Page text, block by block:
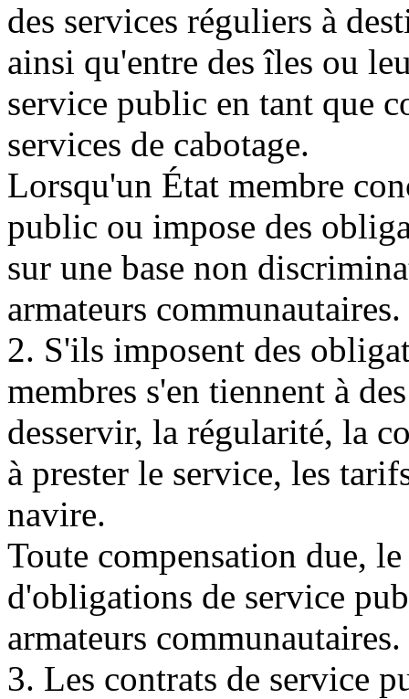
des services réguliers à
ainsi qu'entre des îles ou
service public en tant que
services de cabotage.
Lorsqu'un État membre
public ou impose des
sur une base non
armateurs communautaires.
2. S'ils imposent des
membres s'en tiennent à
desservir, la régularité, la
à prester le service, les
navire.
Toute compensation due,
d'obligations de service
armateurs communautaires.
3. Les contrats de service